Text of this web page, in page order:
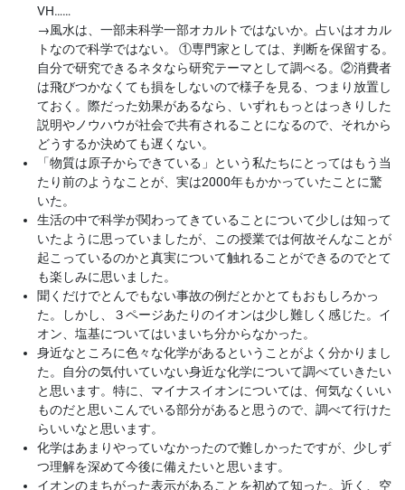
VH……
→ 風水は、一部未科学一部オカルトではないか。占いはオカル
トなので科学ではない。 ①専門家としては、判断を保留する。
自分で研究できるネタなら研究テーマとして調べる。②消費者
は飛びつかなくても損をしないので様子を見る、つまり放置し
ておく。際だった効果があるなら、いずれもっとはっきりした
説明やノウハウが社会で共有されることになるので、それから
どうするか決めても遅くない。
「物質は原子からできている」という私たちにとってはもう当
たり前のようなことが、実は2000年もかかっていたことに驚
いた。
生活の中で科学が関わってきていることについて少しは知って
いたように思っていましたが、この授業では何故そんなことが
起こっているのかと真実について触れることができるのでとて
も楽しみに思いました。
聞くだけでとんでもない事故の例だとかとてもおもしろかっ
た。しかし、３ページあたりのイオンは少し難しく感じた。イ
オン、塩基についてはいまいち分からなかった。
身近なところに色々な化学があるということがよく分かりまし
た。自分の気付いていない身近な化学について調べていきたい
と思います。特に、マイナスイオンについては、何気なくいい
ものだと思いこんでいる部分があると思うので、調べて行けた
らいいなと思います。
化学はあまりやっていなかったので難しかったですが、少しず
つ理解を深めて今後に備えたいと思います。
イオンのまちがった表示があることを初めて知った。近く、空